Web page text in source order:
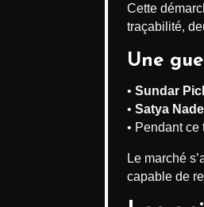
Cette
traçabilité,
Une
• Sundar
• Satya
• Pendant ce
Le marché
capable de